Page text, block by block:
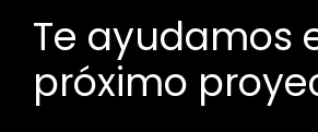
Te ayudamos
próximo